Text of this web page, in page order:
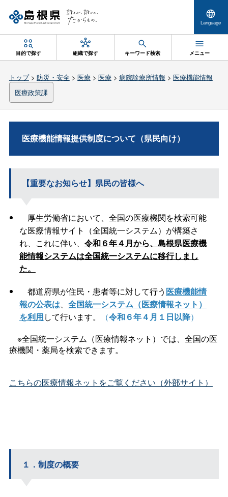
Language
目的で探す 組織で探す キーワード検索 メニュー
トップ> 防災・安全> 医療 > 医療 > 病院診療所情報 > 医療機能情報
医療政策課
医療機能情報提供制度について（県民向け）
【重要なお知らせ】県民の皆様へ
厚生労働省において、全国の医療機関を検索可能
な医療情報サイト（全国統一システム）が構築さ
れ、これに伴い、 令和６年４月から、島根県医療機
能情報システムは全国統一システムに移行しまし
た。
都道府県が住民・患者等に対して行う 医療機能情
報の公表は
全国統一システム（医療情報ネット）
を利用して行います。 （令和６年４月１日以降）
※全国統一システム（医療情報ネット）では、全国の医
療機関・薬局を検索できます。
こちらの医療情報ネットをご覧ください（外部サイト）
１．制度の概要